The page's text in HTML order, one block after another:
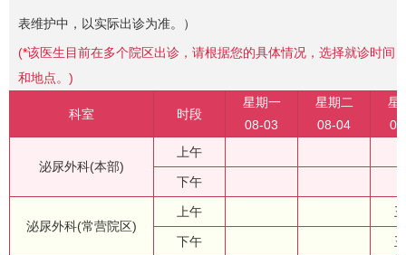
表维护中，以实际出诊为准。）
(*该医生目前在多个院区出诊，请根据您的具体情况，选择就诊时间
和地点。)
科室 时段
星期一
08-03
星期二
08-04
星
泌尿外科(本部)
上午
下午
泌尿外科(常营院区)
上午
下午